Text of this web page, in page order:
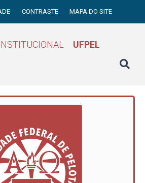
CONTRASTE MAPA DO SITE
UFPEL